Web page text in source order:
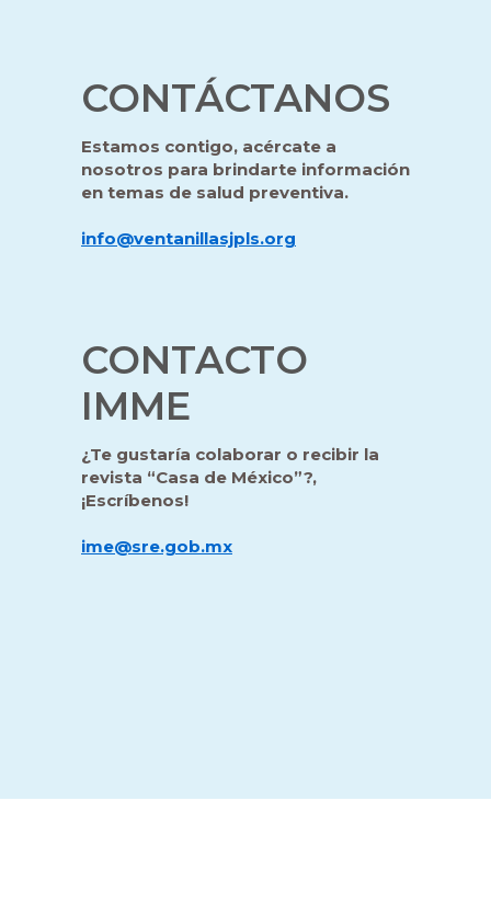
CONTÁCTANOS
Estamos contigo, acércate a
nosotros para brindarte información
en temas de salud preventiva.
info@ventanillasjpls.org
CONTACTO
IMME
¿Te gustaría colaborar o recibir la
revista “Casa de México”?,
¡Escríbenos!
ime@sre.gob.mx